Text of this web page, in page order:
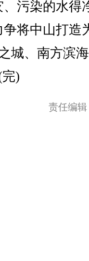
污染的水得
将中山打造
城、南方滨
)
责任编